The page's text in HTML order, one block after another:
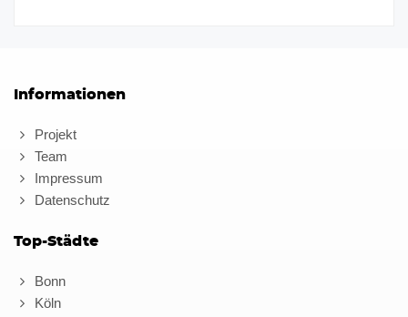
Informationen
Projekt
Team
Impressum
Datenschutz
Top-Städte
Bonn
Köln